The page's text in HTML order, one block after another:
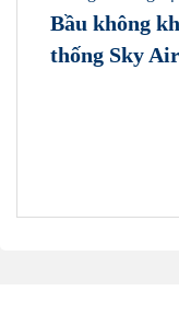
Bầu không
thống Sky